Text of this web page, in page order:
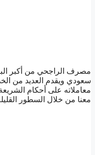
مصرف الراجحي من أكبر
سعودي ويقدم العديد من
معاملاته على أحكام
معنا من خلال السطور